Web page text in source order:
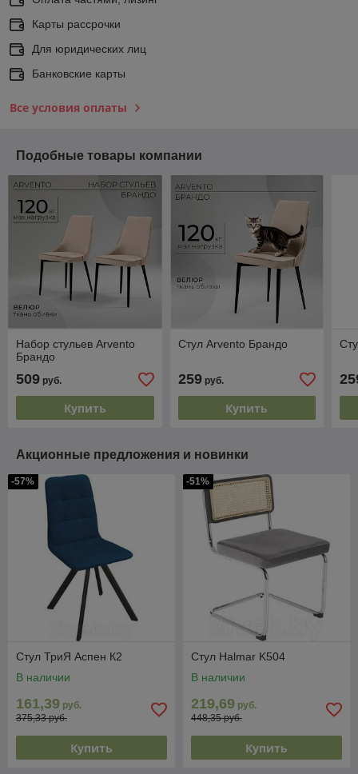
Карты рассрочки
Для юридических лиц
Банковские карты
Все условия оплаты
Подобные товары компании
Набор стульев Arvento
Брандо
509 руб.
Купить
Стул Arvento Брандо
259руб.
Купить
Акционные предложения и новинки
-57%
Стул ТриЯ Аспен К2
В наличии
161,39 руб.
375,33 руб.
Купить
-51%
Стул Halmar K504
В наличии
219,69 руб.
448,35 руб.
Купить